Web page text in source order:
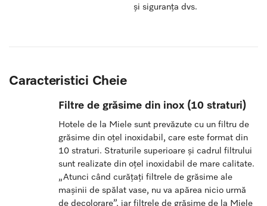
și siguranța dvs.
Caracteristici Cheie
Filtre de grăsime din inox (10 straturi)
Hotele de la Miele sunt prevăzute cu un filtru de
grăsime din oțel inoxidabil, care este format din
10 straturi. Straturile superioare și cadrul filtrului
sunt realizate din oțel inoxidabil de mare calitate.
„Atunci când curățați filtrele de grăsime ale
mașinii de spălat vase, nu va apărea nicio urmă
de decolorare”, iar filtrele de grăsime de la Miele